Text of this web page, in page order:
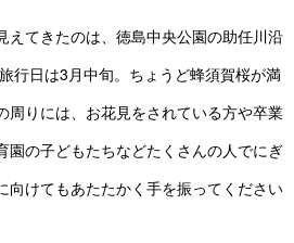
えてきたのは、徳島中央公園の助任川沿
行日は3月中旬。ちょうど蜂須賀桜が満
周りには、お花見をされている方や卒業
園の子どもたちなどたくさんの人でにぎ
向けてもあたたかく手を振ってください